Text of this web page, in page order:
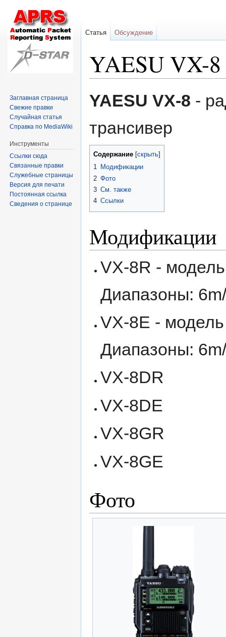
YAESU VX-8
YAESU VX-8 -
трансивер
Содержание
1 Модификации
2 Фото
3 См. также
4 Ссылки
Модификации
VX-8R -
Диапазоны:
VX-8E -
Диапазоны:
VX-8DR
VX-8DE
VX-8GR
VX-8GE
Фото
Статья Обсуждение
Заглавная страница
Свежие правки
Случайная статья
Справка по MediaWiki
Инструменты
Ссылки сюда
Связанные правки
Служебные страницы
Версия для печати
Постоянная ссылка
Сведения о странице